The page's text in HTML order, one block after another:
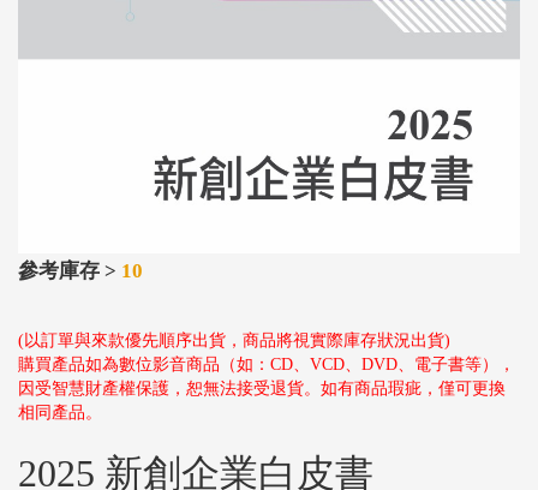
參考庫存 > 10
(以訂單與來款優先順序出貨，商品將視實際庫存狀況出貨)
購買產品如為數位影音商品（如：CD、VCD、DVD、電子書等），
因受智慧財產權保護，恕無法接受退貨。如有商品瑕疵，僅可更換
相同產品。
2025 新創企業白皮書